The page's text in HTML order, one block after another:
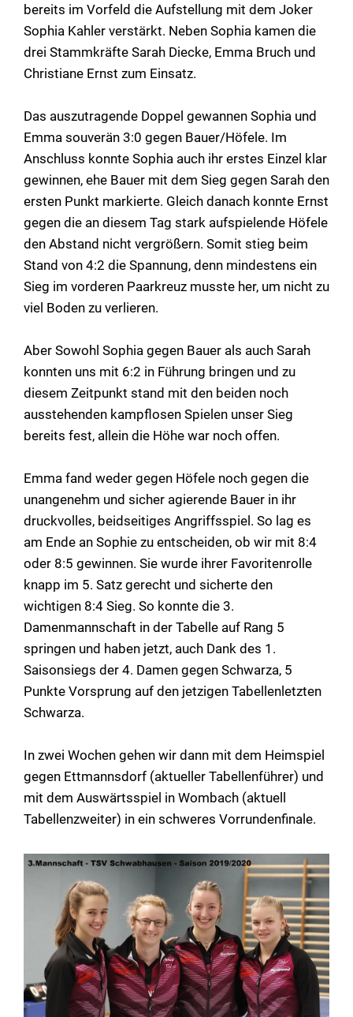
bereits im Vorfeld die Aufstellung mit dem Joker
Sophia Kahler verstärkt. Neben Sophia kamen die
drei Stammkräfte Sarah Diecke, Emma Bruch und
Christiane Ernst zum Einsatz.
Das auszutragende Doppel gewannen Sophia und
Emma souverän 3:0 gegen Bauer/Höfele. Im
Anschluss konnte Sophia auch ihr erstes Einzel klar
gewinnen, ehe Bauer mit dem Sieg gegen Sarah den
ersten Punkt markierte. Gleich danach konnte Ernst
gegen die an diesem Tag stark aufspielende Höfele
den Abstand nicht vergrößern. Somit stieg beim
Stand von 4:2 die Spannung, denn mindestens ein
Sieg im vorderen Paarkreuz musste her, um nicht zu
viel Boden zu verlieren.
Aber Sowohl Sophia gegen Bauer als auch Sarah
konnten uns mit 6:2 in Führung bringen und zu
diesem Zeitpunkt stand mit den beiden noch
ausstehenden kampflosen Spielen unser Sieg
bereits fest, allein die Höhe war noch offen.
Emma fand weder gegen Höfele noch gegen die
unangenehm und sicher agierende Bauer in ihr
druckvolles, beidseitiges Angriffsspiel. So lag es
am Ende an Sophie zu entscheiden, ob wir mit 8:4
oder 8:5 gewinnen. Sie wurde ihrer Favoritenrolle
knapp im 5. Satz gerecht und sicherte den
wichtigen 8:4 Sieg. So konnte die 3.
Damenmannschaft in der Tabelle auf Rang 5
springen und haben jetzt, auch Dank des 1.
Saisonsiegs der 4. Damen gegen Schwarza, 5
Punkte Vorsprung auf den jetzigen Tabellenletzten
Schwarza.
In zwei Wochen gehen wir dann mit dem Heimspiel
gegen Ettmannsdorf (aktueller Tabellenführer) und
mit dem Auswärtsspiel in Wombach (aktuell
Tabellenzweiter) in ein schweres Vorrundenfinale.